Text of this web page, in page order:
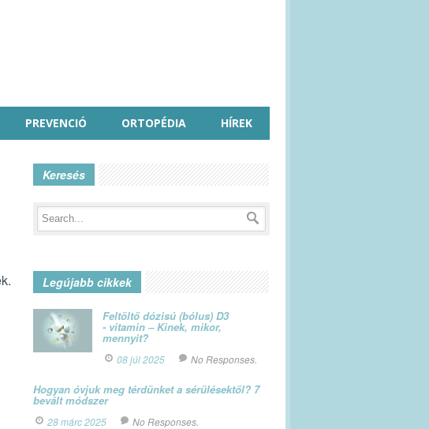
PREVENCIÓ ORTOPÉDIA HÍREK
Keresés
Legújabb cikkek
Feltöltő dózisú (bólus) D3
- vitamin – Kinek, mikor,
mennyit?
08 júl 2025 No Responses.
Hogyan óvjuk meg térdünket a sérülésektől? 7
bevált módszer
28 márc 2025 No Responses.